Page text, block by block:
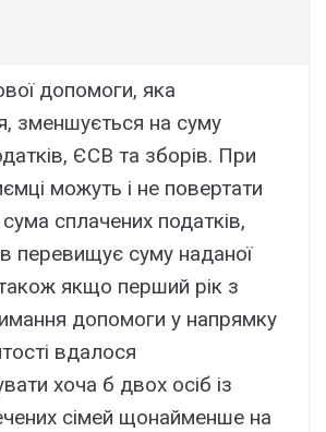
допомоги, яка
зменшується на суму
ЄСВ та зборів. При
можуть і не повертати
сплачених податків,
перевищує суму наданої
якщо перший рік з
допомоги у напрямку
вдалося
хоча б двох осіб із
сімей щонайменше на